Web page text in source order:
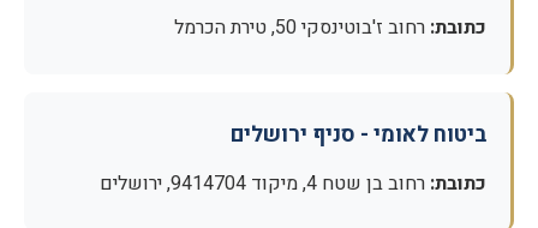
כתובת: רחוב ז'בוטינסקי 50, טירת הכרמל
ביטוח לאומי - סניף ירושלים
כתובת: רחוב בן שטח 4, מיקוד 9414704, ירושלים